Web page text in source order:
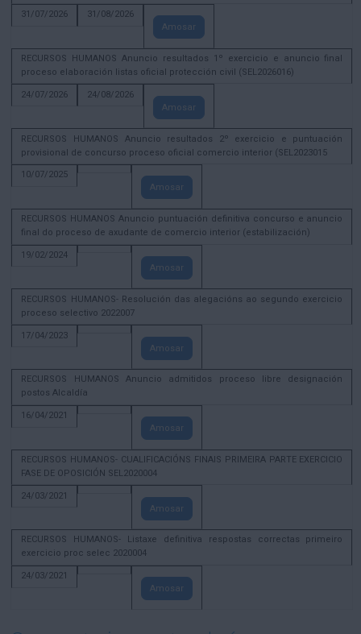
31/07/2026
31/08/2026
Amosar
RECURSOS HUMANOS Anuncio resultados 1º exercicio e anuncio final
proceso elaboración listas oficial protección civil (SEL2026016)
24/07/2026
24/08/2026
Amosar
RECURSOS HUMANOS Anuncio resultados 2º exercicio e puntuación
provisional de concurso proceso oficial comercio interior (SEL2023015
10/07/2025
Amosar
RECURSOS HUMANOS Anuncio puntuación definitiva concurso e anuncio
final do proceso de axudante de comercio interior (estabilización)
19/02/2024
Amosar
RECURSOS HUMANOS- Resolución das alegacións ao segundo exercicio
proceso selectivo 2022007
17/04/2023
Amosar
RECURSOS HUMANOS Anuncio admitidos proceso libre designación
postos Alcaldía
16/04/2021
Amosar
RECURSOS HUMANOS- CUALIFICACIÓNS FINAIS PRIMEIRA PARTE EXERCICIO
FASE DE OPOSICIÓN SEL2020004
24/03/2021
Amosar
RECURSOS HUMANOS- Listaxe definitiva respostas correctas primeiro
exercicio proc selec 2020004
24/03/2021
Amosar